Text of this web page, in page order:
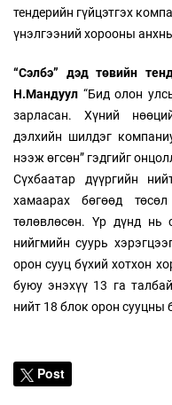
тендерийн гүйцэтгэх
үнэлгээний хорооны
“Сэлбэ” дэд төвийн
Н.Мандуул “Бид олон
зарласан. Хүний
дэлхийн шилдэг
нээж өгсөн” гэдгийг
Сүхбаатар дүүргийн
хамаарах бөгөөд
төлөвлөсөн. Үр дүнд нь
нийгмийн суурь
орон сууц бүхий хотхон
буюу энэхүү 13 га
нийт 18 блок орон сууцны
Post